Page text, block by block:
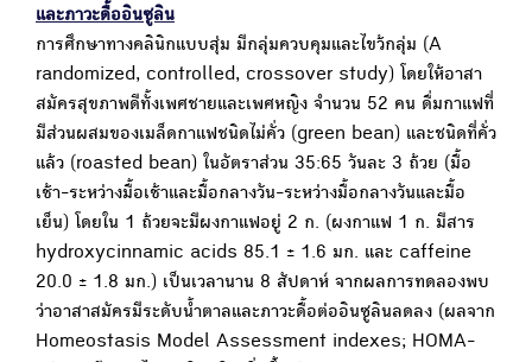
และภาวะดื้ออินซูลิน
การศึกษาทางคลินิกแบบสุ่ม มีกลุ่มควบคุมและไขว้กลุ่ม (A
randomized, controlled, crossover study) โดยให้อาสา
สมัครสุขภาพดีทั้งเพศชายและเพศหญิง จำนวน 52 คน ดื่มกาแฟที่
มีส่วนผสมของเมล็ดกาแฟชนิดไม่คั่ว (green bean) และชนิดที่คั่ว
แล้ว (roasted bean) ในอัตราส่วน 35:65 วันละ 3 ถ้วย (มื้อ
เช้า-ระหว่างมื้อเช้าและมื้อกลางวัน-ระหว่างมื้อกลางวันและมื้อ
เย็น) โดยใน 1 ถ้วยจะมีผงกาแฟอยู่ 2 ก. (ผงกาแฟ 1 ก. มีสาร
hydroxycinnamic acids 85.1 ± 1.6 มก. และ caffeine
20.0 ± 1.8 มก.) เป็นเวลานาน 8 สัปดาห์ จากผลการทดลองพบ
ว่าอาสาสมัครมีระดับน้ำตาลและภาวะดื้อต่ออินซูลินลดลง (ผลจาก
Homeostasis Model Assessment indexes; HOMA-